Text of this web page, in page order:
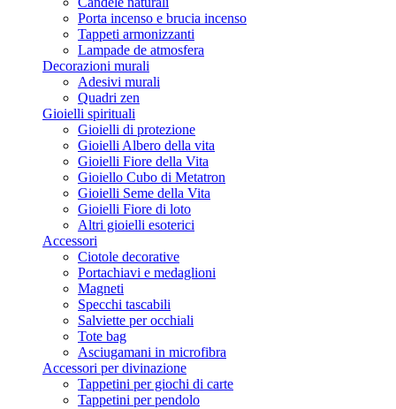
Porta incenso e brucia incenso
Tappeti armonizzanti
Lampade de atmosfera
Decorazioni murali
Adesivi murali
Quadri zen
Gioielli spirituali
Gioielli di protezione
Gioielli Albero della vita
Gioielli Fiore della Vita
Gioiello Cubo di Metatron
Gioielli Seme della Vita
Gioielli Fiore di loto
Altri gioielli esoterici
Accessori
Ciotole decorative
Portachiavi e medaglioni
Magneti
Specchi tascabili
Salviette per occhiali
Tote bag
Asciugamani in microfibra
Accessori per divinazione
Tappetini per giochi di carte
Tappetini per pendolo